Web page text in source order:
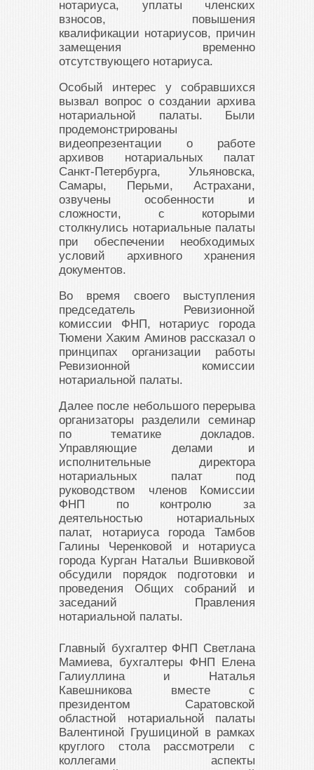
нотариуса, уплаты членских
взносов, повышения
квалификации нотариусов, причин
замещения временно
отсутствующего нотариуса.
Особый интерес у собравшихся
вызвал вопрос о создании архива
нотариальной палаты. Были
продемонстрированы
видеопрезентации о работе
архивов нотариальных палат
Санкт-Петербурга, Ульяновска,
Самары, Перьми, Астрахани,
озвучены особенности и
сложности, с которыми
столкнулись нотариальные палаты
при обеспечении необходимых
условий архивного хранения
документов.
Во время своего выступления
председатель Ревизионной
комиссии ФНП, нотариус города
Тюмени Хаким Аминов рассказал о
принципах организации работы
Ревизионной комиссии
нотариальной палаты.
Далее после небольшого перерыва
организаторы разделили семинар
по тематике докладов.
Управляющие делами и
исполнительные директора
нотариальных палат под
руководством членов Комиссии
ФНП по контролю за
деятельностью нотариальных
палат, нотариуса города Тамбов
Галины Черенковой и нотариуса
города Курган Натальи Вшивковой
обсудили порядок подготовки и
проведения Общих собраний и
заседаний Правления
нотариальной палаты.
Главный бухгалтер ФНП Светлана
Мамиева, бухгалтеры ФНП Елена
Галиуллина и Наталья
Кавешникова вместе с
президентом Саратовской
областной нотариальной палаты
Валентиной Грушициной в рамках
круглого стола рассмотрели с
коллегами аспекты